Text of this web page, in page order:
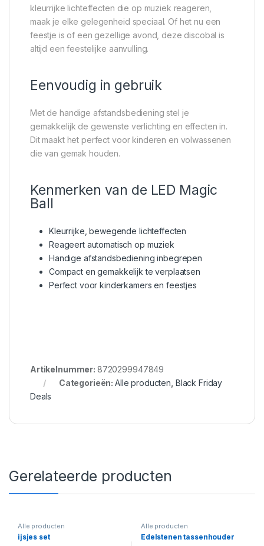
kleurrijke lichteffecten die op muziek reageren,
maak je elke gelegenheid speciaal. Of het nu een
feestje is of een gezellige avond, deze discobal is
altijd een feestelijke aanvulling.
Eenvoudig in gebruik
Met de handige afstandsbediening stel je
gemakkelijk de gewenste verlichting en effecten in.
Dit maakt het perfect voor kinderen en volwassenen
die van gemak houden.
Kenmerken van de LED Magic
Ball
Kleurrijke, bewegende lichteffecten
Reageert automatisch op muziek
Handige afstandsbediening inbegrepen
Compact en gemakkelijk te verplaatsen
Perfect voor kinderkamers en feestjes
Artikelnummer: 8720299947849
Categorieën:Alle producten Black Friday
Deals
Gerelateerde producten
Alle producten
ijsjes set
Alle producten
Edelstenen tassenhouder